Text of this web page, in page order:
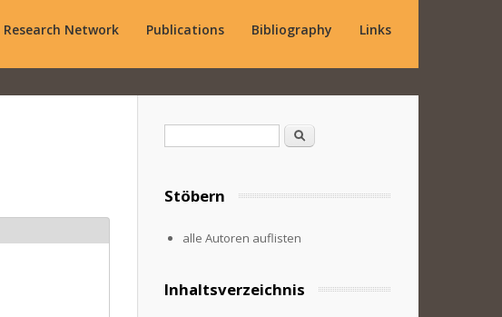
Research Network Publications Bibliography Links
Search
Stöbern
alle Autoren auflisten
Inhaltsverzeichnis